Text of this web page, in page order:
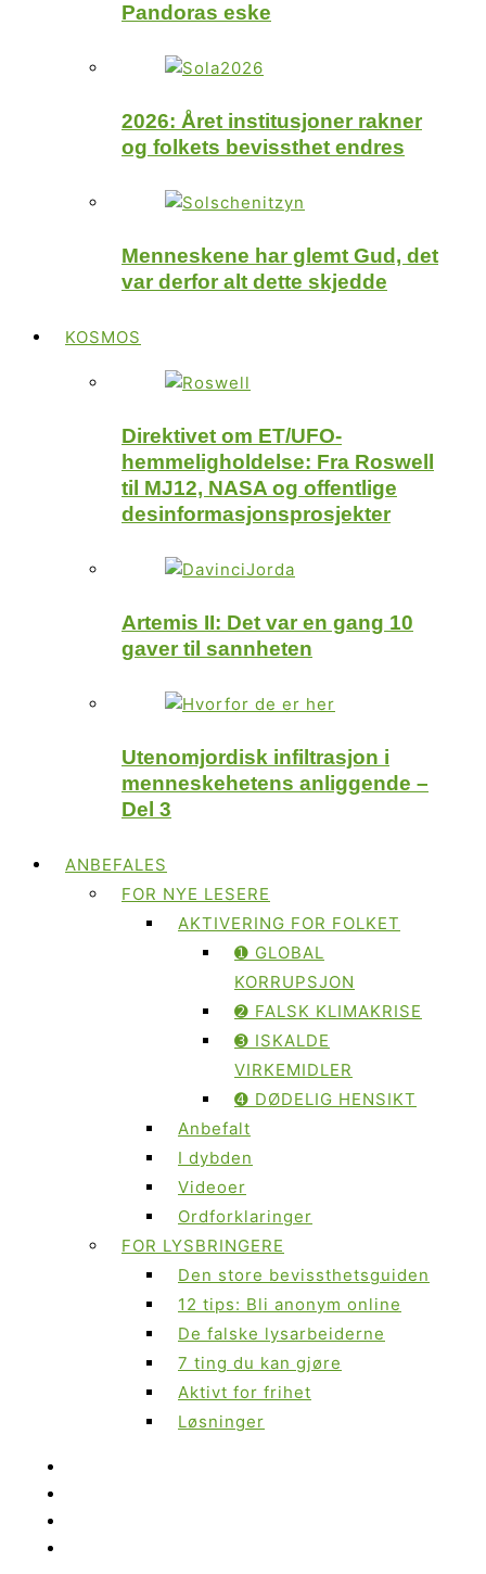
Pandoras eske
2026: Året institusjoner rakner
og folkets bevissthet endres
Menneskene har glemt Gud, det
var derfor alt dette skjedde
KOSMOS
Direktivet om ET/UFO-
hemmeligholdelse: Fra Roswell
til MJ12, NASA og offentlige
desinformasjonsprosjekter
Artemis II: Det var en gang 10
gaver til sannheten
Utenomjordisk infiltrasjon i
menneskehetens anliggende –
Del 3
ANBEFALES
FOR NYE LESERE
AKTIVERING FOR FOLKET
➊ GLOBAL
KORRUPSJON
➋ FALSK KLIMAKRISE
➌ ISKALDE
VIRKEMIDLER
➍ DØDELIG HENSIKT
Anbefalt
I dybden
Videoer
Ordforklaringer
FOR LYSBRINGERE
Den store bevissthetsguiden
12 tips: Bli anonym online
De falske lysarbeiderne
7 ting du kan gjøre
Aktivt for frihet
Løsninger